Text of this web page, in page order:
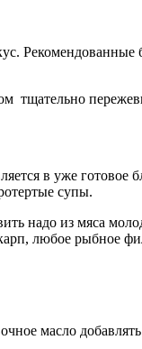
тщательно
в уже готовое
супы.
надо из мяса
любое рыбное
масло